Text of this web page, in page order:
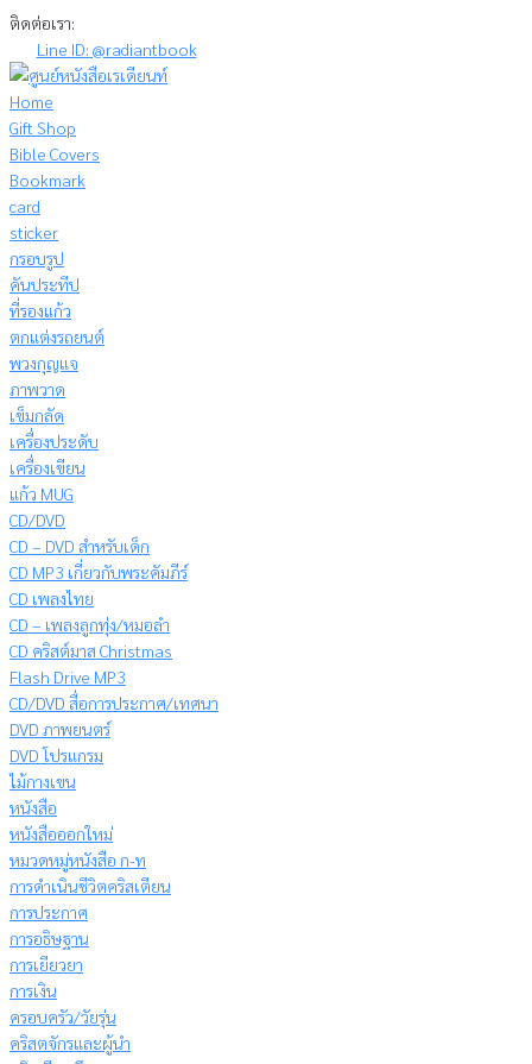
Skip
content
ติดต่อเรา:
Line ID: @radiantbook
Home
Gift Shop
Bible Covers
Bookmark
card
sticker
กรอบรูป
คันประทีป
ที่รองแก้ว
ตกแต่งรถยนต์
พวงกุญแจ
ภาพวาด
เข็มกลัด
เครื่องประดับ
เครื่องเขียน
แก้ว MUG
CD/DVD
CD – DVD สำหรับเด็ก
CD MP3 เกี่ยวกับพระคัมภีร์
CD เพลงไทย
CD – เพลงลูกทุ่ง/หมอลำ
CD คริสต์มาส Christmas
Flash Drive MP3
CD/DVD สื่อการประกาศ/เทศนา
DVD ภาพยนตร์
DVD โปรแกรม
ไม้กางเขน
หนังสือ
หนังสือออกใหม่
หมวดหมู่หนังสือ ก-ท
การดำเนินชีวิตคริสเตียน
การประกาศ
การอธิษฐาน
การเยียวยา
การเงิน
ครอบครัว/วัยรุ่น
คริสตจักรและผู้นำ